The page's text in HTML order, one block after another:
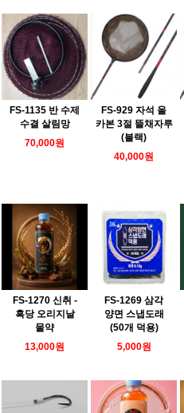
FS-1135 반 수제
수결 살림망
70,000원
FS-929 자석 올
카본 3절 뜰채자루
(블랙)
40,000원
FS-1270 신취 -
흑당 오리지날
물약
13,000원
FS-1269 삼각
양면 스냅도래
(50개 덕용)
5,000원